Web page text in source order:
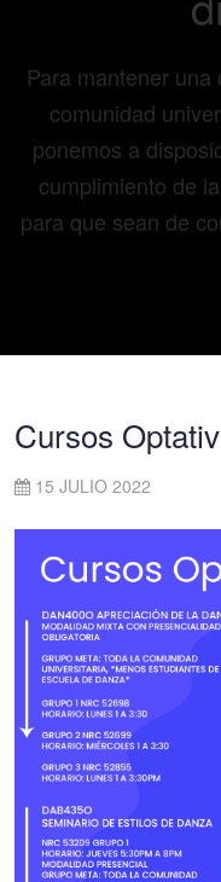
Para mantener
comunidad
ponemos a
cumplimiento de
para que sean de
Cursos
15 JULIO 2022